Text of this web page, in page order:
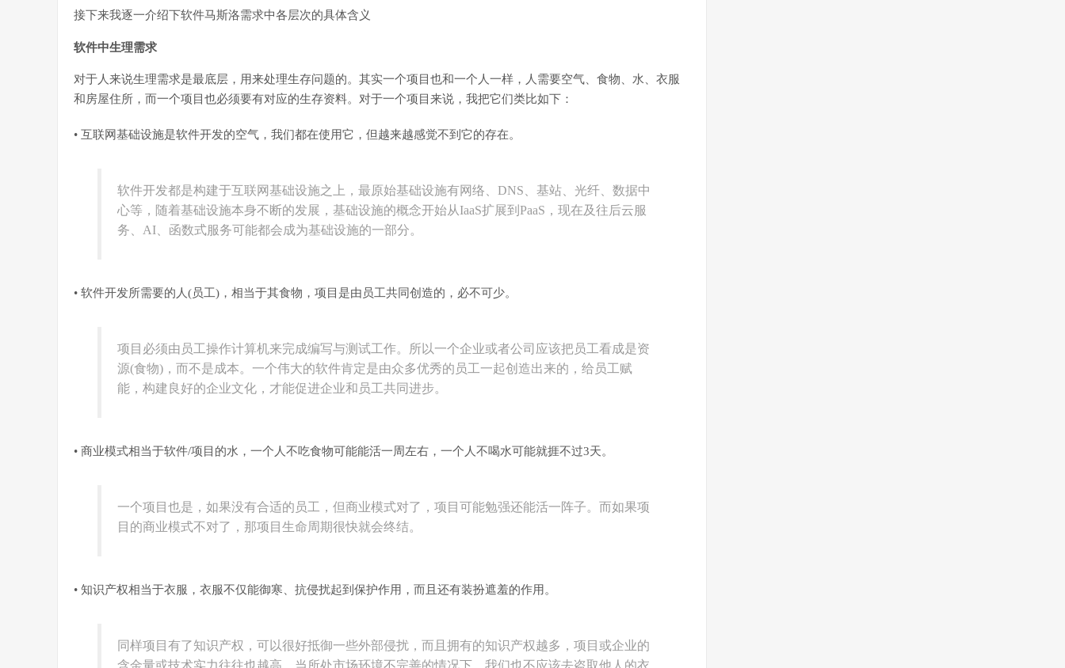
接下来我逐一介绍下软件马斯洛需求中各层次的具体含义
软件中生理需求
对于人来说生理需求是最底层，用来处理生存问题的。其实一个项目也和一个人一样，人需要空气、食物、水、衣服
和房屋住所，而一个项目也必须要有对应的生存资料。对于一个项目来说，我把它们类比如下：
• 互联网基础设施是软件开发的空气，我们都在使用它，但越来越感觉不到它的存在。
软件开发都是构建于互联网基础设施之上，最原始基础设施有网络、DNS、基站、光纤、数据中
心等，随着基础设施本身不断的发展，基础设施的概念开始从IaaS扩展到PaaS，现在及往后云服
务、AI、函数式服务可能都会成为基础设施的一部分。
• 软件开发所需要的人(员工)，相当于其食物，项目是由员工共同创造的，必不可少。
项目必须由员工操作计算机来完成编写与测试工作。所以一个企业或者公司应该把员工看成是资
源(食物)，而不是成本。一个伟大的软件肯定是由众多优秀的员工一起创造出来的，给员工赋
能，构建良好的企业文化，才能促进企业和员工共同进步。
• 商业模式相当于软件/项目的水，一个人不吃食物可能能活一周左右，一个人不喝水可能就捱不过3天。
一个项目也是，如果没有合适的员工，但商业模式对了，项目可能勉强还能活一阵子。而如果项
目的商业模式不对了，那项目生命周期很快就会终结。
• 知识产权相当于衣服，衣服不仅能御寒、抗侵扰起到保护作用，而且还有装扮遮羞的作用。
同样项目有了知识产权，可以很好抵御一些外部侵扰，而且拥有的知识产权越多，项目或企业的
含金量或技术实力往往也越高。当所处市场环境不完善的情况下，我们也不应该去盗取他人的衣